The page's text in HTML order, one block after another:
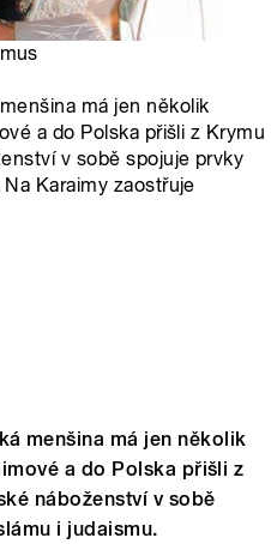
má jen několik
a do Polska přišli z Krymu
v sobě spojuje prvky
Karaimy zaostřuje
menšina má jen několik
a do Polska přišli z
náboženství v sobě
i judaismu.